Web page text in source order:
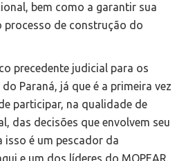
bem como a garantir sua
de construção do
precedente judicial para os
Paraná, já que é a primeira vez
participar, na qualidade de
das decisões que envolvem seu
é um pescador da
e um dos líderes do MOPEAR.